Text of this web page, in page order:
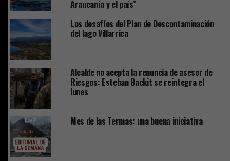
Araucanía y el país”
Los desafíos del Plan de Descontaminación
del lago Villarrica
Alcalde no acepta la renuncia de asesor de
Riesgos: Esteban Backit se reintegra el
lunes
Mes de las Termas: una buena iniciativa